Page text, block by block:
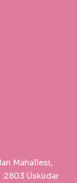
Mahallesi,
Üsküdar